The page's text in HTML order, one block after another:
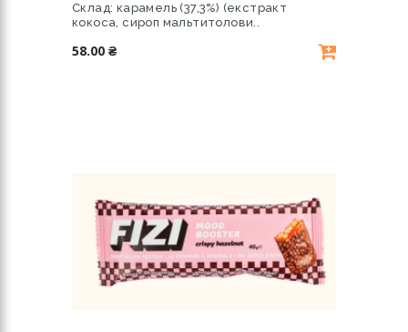
Склад: карамель (37,3%) (екстракт
кокоса, сироп мальтитолови..
58.00 ₴